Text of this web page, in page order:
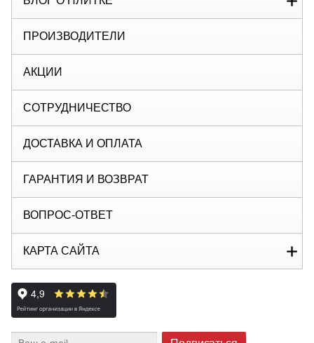
ПРОИЗВОДИТЕЛИ
АКЦИИ
СОТРУДНИЧЕСТВО
ДОСТАВКА И ОПЛАТА
ГАРАНТИЯ И ВОЗВРАТ
ВОПРОС-ОТВЕТ
КАРТА САЙТА